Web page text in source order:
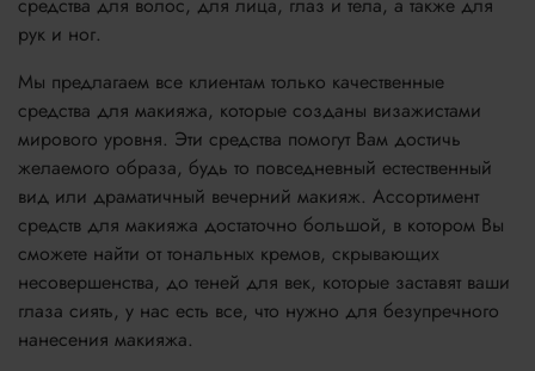
рук и ног.
Мы предлагаем все клиентам только качественные
средства для макияжа, которые созданы визажистами
мирового уровня. Эти средства помогут Вам достичь
желаемого образа, будь то повседневный естественный
вид или драматичный вечерний макияж. Ассортимент
средств для макияжа достаточно большой, в котором Вы
сможете найти от тональных кремов, скрывающих
несовершенства, до теней для век, которые заставят ваши
глаза сиять, у нас есть все, что нужно для безупречного
нанесения макияжа.